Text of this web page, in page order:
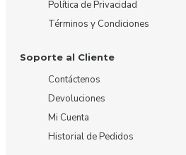
Política de Privacidad
Términos y Condiciones
Soporte al Cliente
Contáctenos
Devoluciones
Mi Cuenta
Historial de Pedidos